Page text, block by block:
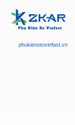
phukienotovinfast.vn